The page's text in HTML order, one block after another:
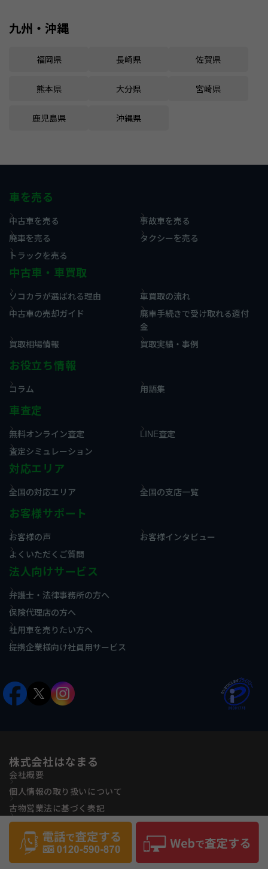
九州・沖縄
福岡県 長崎県 佐賀県
熊本県 大分県 宮崎県
鹿児島県 沖縄県
車を売る
中古車を売る
事故車を売る
廃車を売る
タクシーを売る
トラックを売る
中古車・車買取
ソコカラが選ばれる理由
車買取の流れ
中古車の売却ガイド
廃車手続きで受け取れる還付
金
買取相場情報
買取実績・事例
お役立ち情報
コラム 用語集
車査定
無料オンライン査定
LINE査定
査定シミュレーション
対応エリア
全国の対応エリア 全国の支店一覧
お客様サポート
お客様の声
お客様インタビュー
よくいただくご質問
法人向けサービス
弁護士・法律事務所の方へ
保険代理店の方へ
社用車を売りたい方へ
提携企業様向け社員用サービス
株式会社はなまる
会社概要
個人情報の取り扱いについて
古物営業法に基づく表記
反社会的勢力に対する基本方針
サイトマップ
Copyright(C) Hanamaru Co., ltd All Rights Reserved